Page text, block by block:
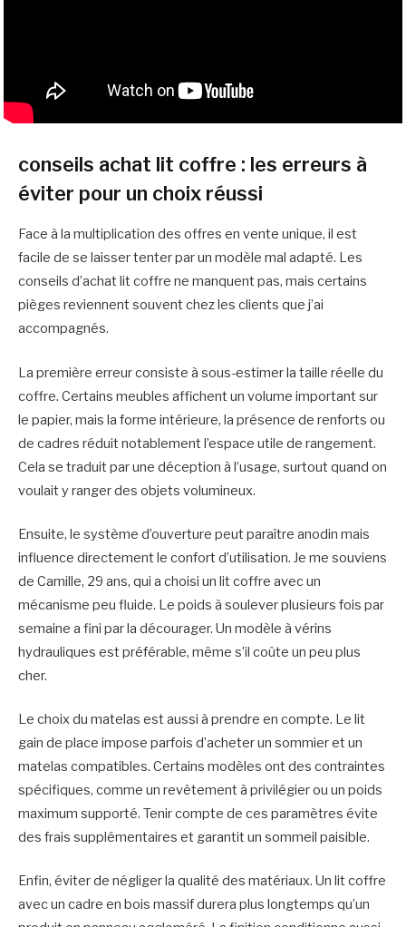
conseils achat lit coffre : les erreurs à
éviter pour un choix réussi
Face à la multiplication des offres en vente unique, il est
facile de se laisser tenter par un modèle mal adapté. Les
conseils d’achat lit coffre ne manquent pas, mais certains
pièges reviennent souvent chez les clients que j’ai
accompagnés.
La première erreur consiste à sous-estimer la taille réelle du
coffre. Certains meubles affichent un volume important sur
le papier, mais la forme intérieure, la présence de renforts ou
de cadres réduit notablement l’espace utile de rangement.
Cela se traduit par une déception à l’usage, surtout quand on
voulait y ranger des objets volumineux.
Ensuite, le système d’ouverture peut paraître anodin mais
influence directement le confort d’utilisation. Je me souviens
de Camille, 29 ans, qui a choisi un lit coffre avec un
mécanisme peu fluide. Le poids à soulever plusieurs fois par
semaine a fini par la décourager. Un modèle à vérins
hydrauliques est préférable, même s’il coûte un peu plus
cher.
Le choix du matelas est aussi à prendre en compte. Le lit
gain de place impose parfois d’acheter un sommier et un
matelas compatibles. Certains modèles ont des contraintes
spécifiques, comme un revêtement à privilégier ou un poids
maximum supporté. Tenir compte de ces paramètres évite
des frais supplémentaires et garantit un sommeil paisible.
Enfin, éviter de négliger la qualité des matériaux. Un lit coffre
avec un cadre en bois massif durera plus longtemps qu’un